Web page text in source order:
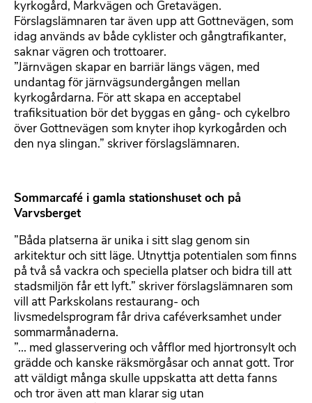
kyrkogård, Markvägen och Gretavägen.
Förslagslämnaren tar även upp att Gottnevägen, som
idag används av både cyklister och gångtrafikanter,
saknar vägren och trottoarer.
”Järnvägen skapar en barriär längs vägen, med
undantag för järnvägsundergången mellan
kyrkogårdarna. För att skapa en acceptabel
trafiksituation bör det byggas en gång- och cykelbro
över Gottnevägen som knyter ihop kyrkogården och
den nya slingan.” skriver förslagslämnaren.
Sommarcafé i gamla stationshuset och på
Varvsberget
”Båda platserna är unika i sitt slag genom sin
arkitektur och sitt läge. Utnyttja potentialen som finns
på två så vackra och speciella platser och bidra till att
stadsmiljön får ett lyft.” skriver förslagslämnaren som
vill att Parkskolans restaurang- och
livsmedelsprogram får driva caféverksamhet under
sommarmånaderna.
”... med glasservering och våfflor med hjortronsylt och
grädde och kanske räksmörgåsar och annat gott. Tror
att väldigt många skulle uppskatta att detta fanns
och tror även att man klarar sig utan